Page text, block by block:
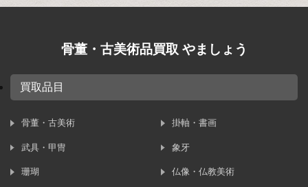
骨董・古美術品買取 やましょう
買取品目
骨董・古美術 掛軸・書画
武具・甲冑 象牙
珊瑚 仏像・仏教美術